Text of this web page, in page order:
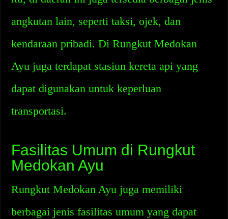
angkutan lain, seperti taksi, ojek, dan
kendaraan pribadi. Di Rungkut Medokan
Ayu juga terdapat stasiun kereta api yang
dapat digunakan untuk keperluan
transportasi.
Fasilitas Umum di Rungkut
Medokan Ayu
Rungkut Medokan Ayu juga memiliki
berbagai jenis fasilitas umum yang dapat